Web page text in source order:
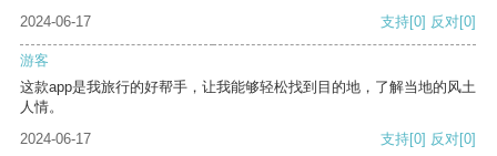
2024-06-17
支持[0] 反对[0]
游客
这款app是我旅行的好帮手，让我能够轻松找到目的地，了解当地的风土
人情。
2024-06-17
支持[0] 反对[0]